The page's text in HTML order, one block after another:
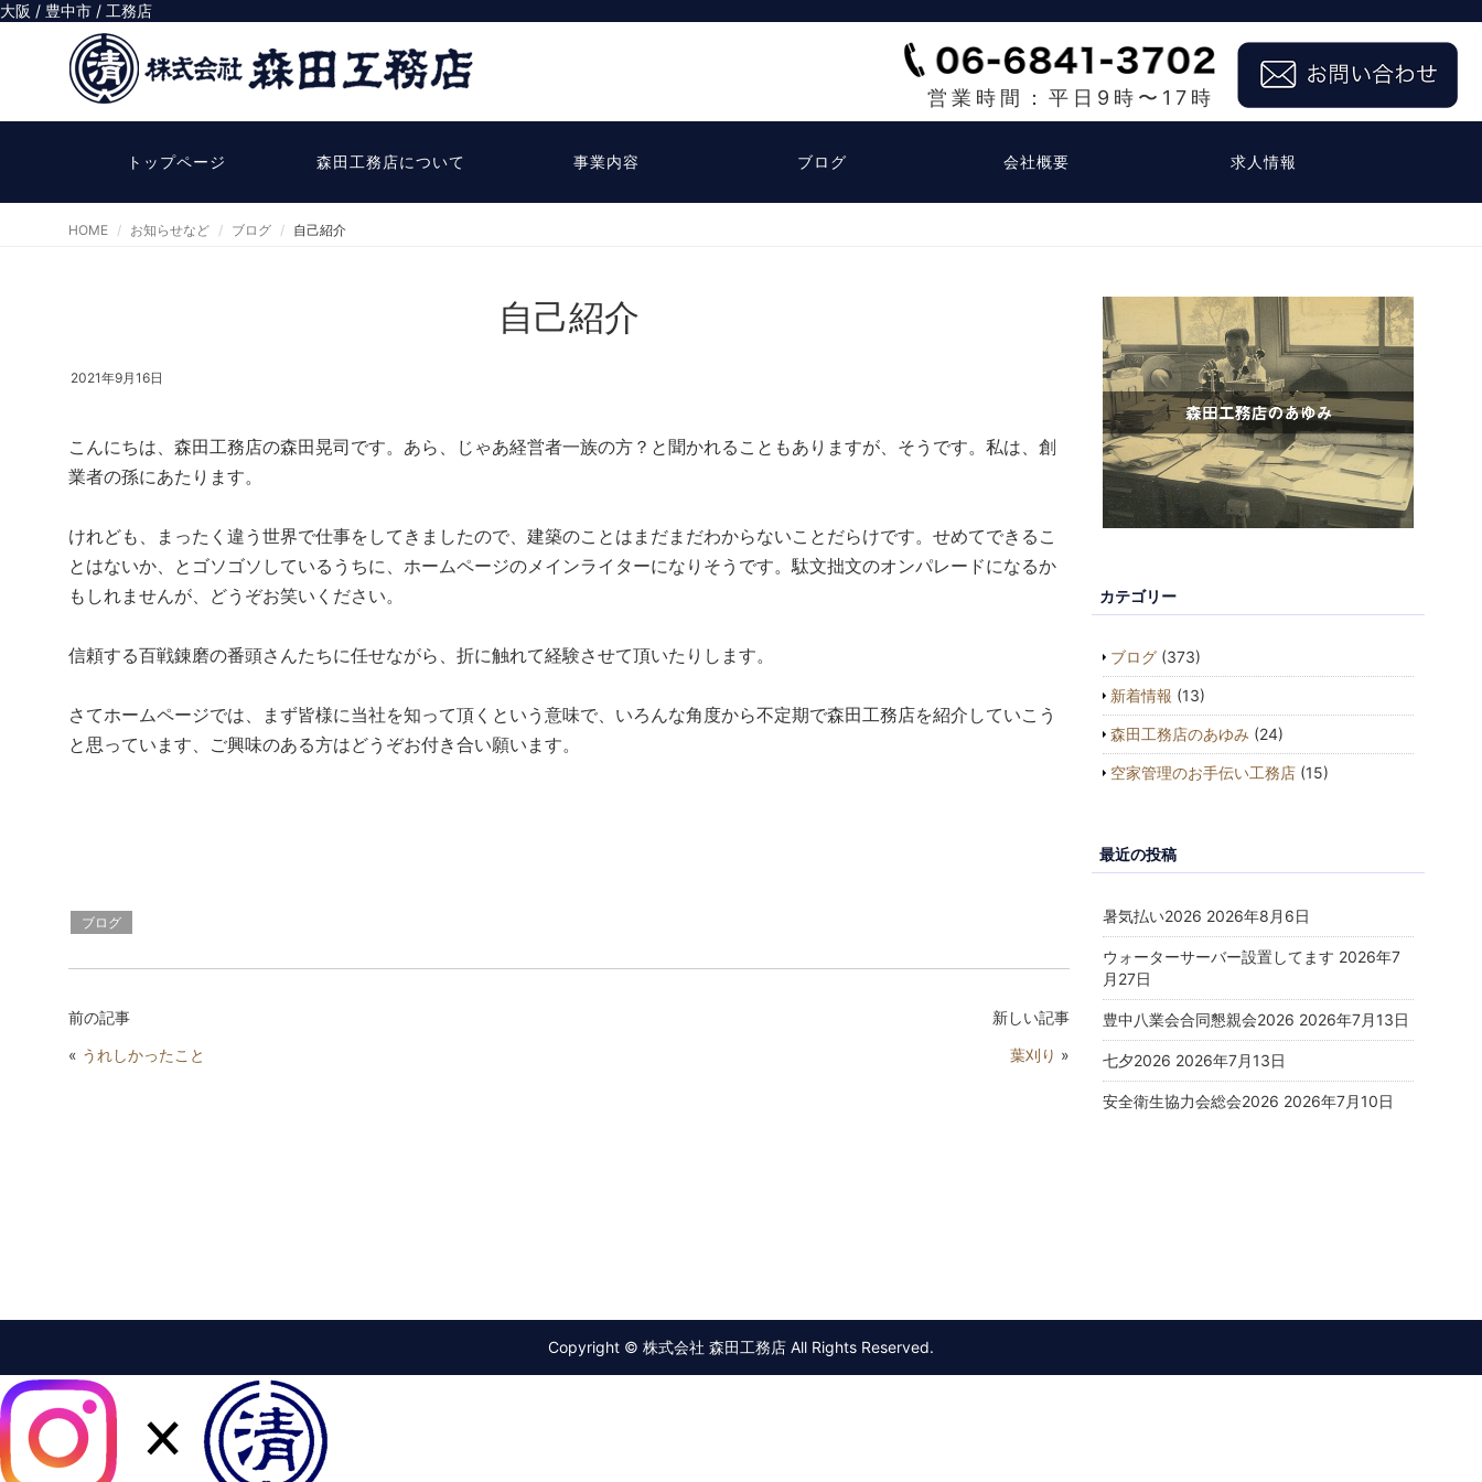
大阪 / 豊中市 / 工務店
営業時間：平日9時〜17時
トップページ 森田工務店について 事業内容 ブログ 会社概要 求人情報
HOME お知らせなど ブログ 自己紹介
自己紹介
2021年9月16日
こんにちは、森田工務店の森田晃司です。あら、じゃあ経営者一族の方？と聞かれることもありますが、そうです。私は、創
業者の孫にあたります。
けれども、まったく違う世界で仕事をしてきましたので、建築のことはまだまだわからないことだらけです。せめてできるこ
とはないか、とゴソゴソしているうちに、ホームページのメインライターになりそうです。駄文拙文のオンパレードになるか
もしれませんが、どうぞお笑いください。
信頼する百戦錬磨の番頭さんたちに任せながら、折に触れて経験させて頂いたりします。
さてホームページでは、まず皆様に当社を知って頂くという意味で、いろんな角度から不定期で森田工務店を紹介していこう
と思っています、ご興味のある方はどうぞお付き合い願います。
ブログ
前の記事
« うれしかったこと
新しい記事
葉刈り »
カテゴリー
ブログ(373)
新着情報 (13)
森田工務店のあゆみ (24)
空家管理のお手伝い工務店(15)
最近の投稿
暑気払い2026 2026年8月6日
ウォーターサーバー設置してます 2026年7
月27日
豊中八業会合同懇親会2026 2026年7月13日
七夕2026 2026年7月13日
安全衛生協力会総会2026 2026年7月10日
Copyright © 株式会社 森田工務店 All Rights Reserved.